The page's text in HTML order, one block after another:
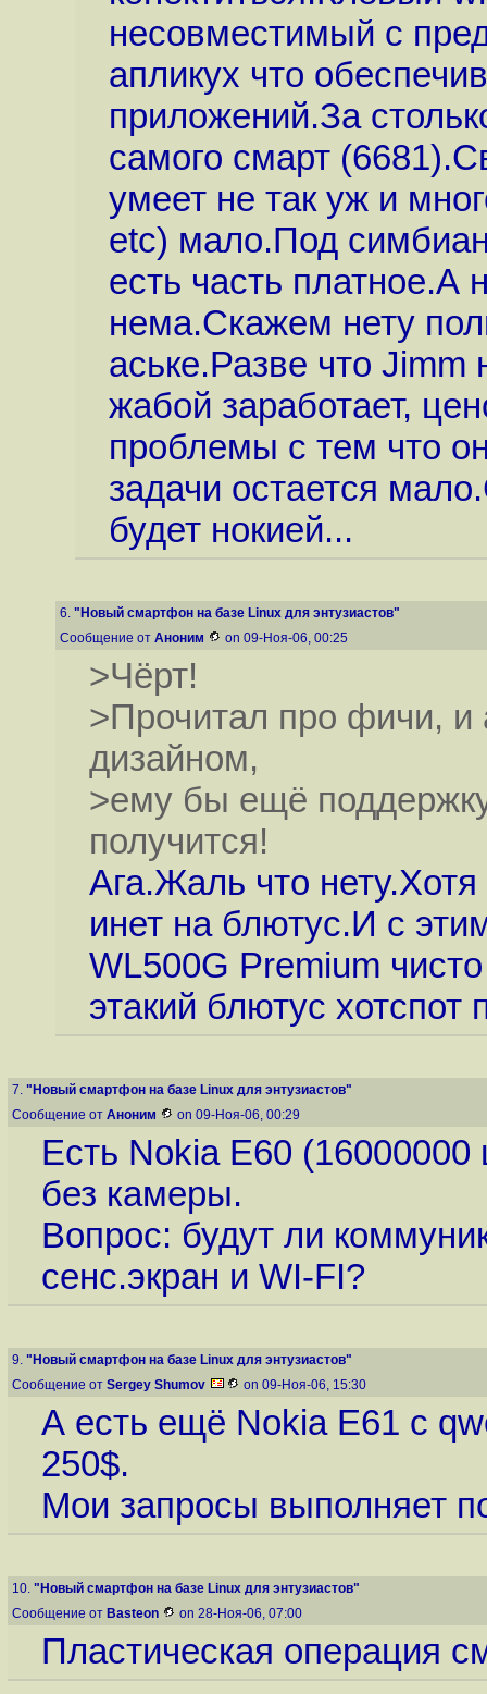
несовместимый с
апликух что
приложений.За
самого смарт
умеет не так уж и
etc) мало.Под
есть часть
нема.Скажем нету
аське.Разве что
жабой заработает,
проблемы с тем что
задачи остается
будет нокией...
6. "Новый смартфон на базе Linux для энтузиастов"
Сообщение от Аноним on 09-Ноя-06, 00:25
>Чёрт!
>Прочитал про фичи, и
дизайном,
>ему бы ещё
получится!
Ага.Жаль что
инет на блютус.И с
WL500G Premium
этакий блютус хотспот
7. "Новый смартфон на базе Linux для энтузиастов"
Сообщение от Аноним on 09-Ноя-06, 00:29
Есть Nokia E60
без камеры.
Вопрос: будут ли
сенс.экран и WI-FI?
9. "Новый смартфон на базе Linux для энтузиастов"
Сообщение от Sergey Shumov on 09-Ноя-06, 15:30
А есть ещё Nokia E61 с
250$.
Мои запросы выполняет
10. "Новый смартфон на базе Linux для энтузиастов"
Сообщение от Basteon on 28-Ноя-06, 07:00
Пластическая операция